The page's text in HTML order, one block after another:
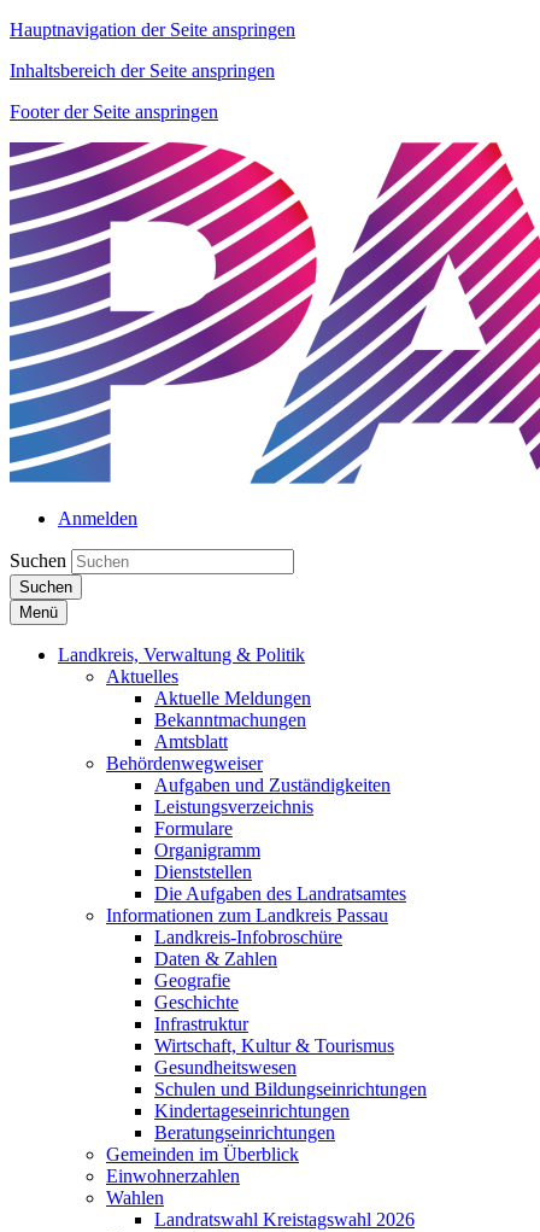
Hauptnavigation der Seite anspringen
Inhaltsbereich der Seite anspringen
Footer der Seite anspringen
Anmelden
Suchen
Suchen
Menü
Landkreis, Verwaltung & Politik
Aktuelles
Aktuelle Meldungen
Bekanntmachungen
Amtsblatt
Behördenwegweiser
Aufgaben und Zuständigkeiten
Leistungsverzeichnis
Formulare
Organigramm
Dienststellen
Die Aufgaben des Landratsamtes
Informationen zum Landkreis Passau
Landkreis-Infobroschüre
Daten & Zahlen
Geografie
Geschichte
Infrastruktur
Wirtschaft, Kultur & Tourismus
Gesundheitswesen
Schulen und Bildungseinrichtungen
Kindertageseinrichtungen
Beratungseinrichtungen
Gemeinden im Überblick
Einwohnerzahlen
Wahlen
Landratswahl Kreistagswahl 2026